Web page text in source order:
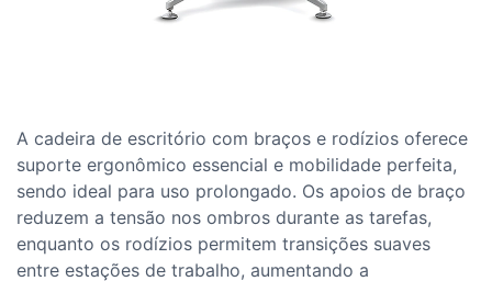
A cadeira de escritório com braços e rodízios oferece
suporte ergonômico essencial e mobilidade perfeita,
sendo ideal para uso prolongado. Os apoios de braço
reduzem a tensão nos ombros durante as tarefas,
enquanto os rodízios permitem transições suaves
entre estações de trabalho, aumentando a